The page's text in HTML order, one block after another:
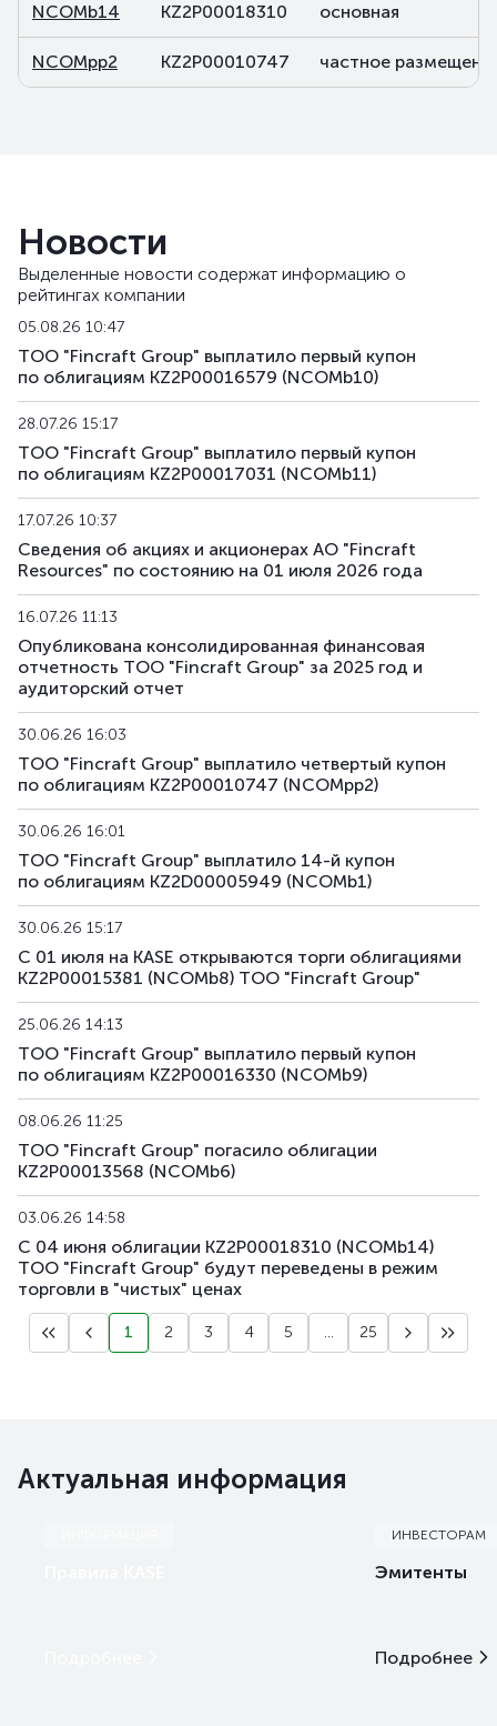
NCOMb14 KZ2P00018310 основная
NCOMpp2 KZ2P00010747 частное
Новости
Выделенные новости содержат информацию о
рейтингах компании
05.08.26 10:47
ТОО "Fincraft Group" выплатило первый купон
по облигациям KZ2P00016579 (NCOMb10)
28.07.26 15:17
ТОО "Fincraft Group" выплатило первый купон
по облигациям KZ2P00017031 (NCOMb11)
17.07.26 10:37
Сведения об акциях и акционерах АО "Fincraft
Resources" по состоянию на 01 июля 2026 года
16.07.26 11:13
Опубликована консолидированная финансовая
отчетность ТОО "Fincraft Group" за 2025 год и
аудиторский отчет
30.06.26 16:03
ТОО "Fincraft Group" выплатило четвертый купон
по облигациям KZ2P00010747 (NCOMpp2)
30.06.26 16:01
ТОО "Fincraft Group" выплатило 14-й купон
по облигациям KZ2D00005949 (NCOMb1)
30.06.26 15:17
С 01 июля на KASE открываются торги облигациями
KZ2P00015381 (NCOMb8) ТОО "Fincraft Group"
25.06.26 14:13
ТОО "Fincraft Group" выплатило первый купон
по облигациям KZ2P00016330 (NCOMb9)
08.06.26 11:25
ТОО "Fincraft Group" погасило облигации
KZ2P00013568 (NCOMb6)
03.06.26 14:58
С 04 июня облигации KZ2P00018310 (NCOMb14)
ТОО "Fincraft Group" будут переведены в режим
торговли в "чистых" ценах
1 2 3 4 5 ... 25
Актуальная информация
ИНВЕСТОРАМ
Эмитенты
Подробнее